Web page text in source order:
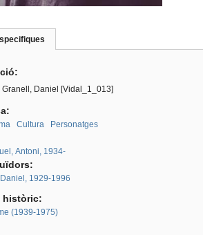
activa)
Granell, Daniel [Vidal_1_013]
Cultura Personatges
Antoni, 1934-
1929-1996
històric:
(1939-1975)